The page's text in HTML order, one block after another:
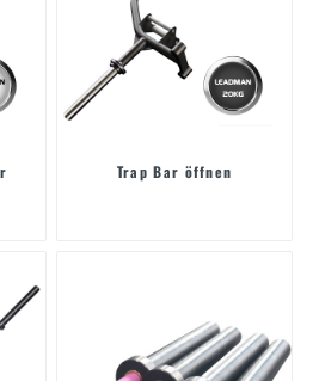
Trap Bar öffnen